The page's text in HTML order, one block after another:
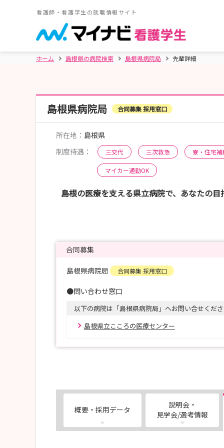
看護師・看護学生の就職情報サイト
ホーム 島根県の病院検索 島根県病院局 先輩詳細
島根県病院局 合同募集 採用窓口
所在地： 島根県
制度待遇：
三交代 三次救急 寮・住宅
マイカー通勤OK
島根の医療を支える県立病院で、あなたの
合同募集
島根県病院局 合同募集 採用窓口
●問い合わせ窓口
以下の病院は「島根県病院局」へお問い合せくだ
島根県立こころの医療センター
概要・採用データ
説明会・
見学会/選考情報